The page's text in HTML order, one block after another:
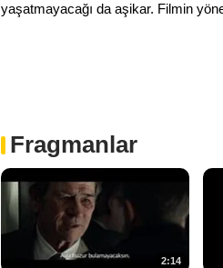
yaşatmayacağı da aşikar. Filmin
Fragmanlar
2:14